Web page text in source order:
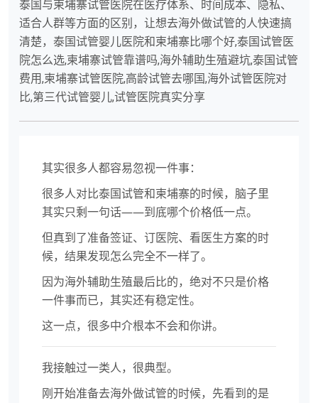
泰国与柬埔寨试管医院在医疗体系、时间成本、隐私、
适合人群等方面的区别，让想去海外做试管的人快速搞
清楚，泰国试管婴儿医院和柬埔寨比哪个好,泰国试管医
院怎么选,柬埔寨试管靠谱吗,海外辅助生殖避坑,泰国试管
费用,柬埔寨试管医院,高龄试管去哪国,海外试管医院对
比,第三代试管婴儿,试管医院真实分享
其实很多人都容易忽视一件事：
很多人对比泰国试管和柬埔寨的时候，脑子里
其实只剩一句话——到底哪个价格低一点。
但真到了准备签证、订医院、看医生方案的时
候，结果发现怎么完全不一样了。
因为海外辅助生殖最后比的，绝对不只是价格
一件事而已，其实还有稳定性。
这一点，很多中介根本不会和你讲。
我接触过一类人，很典型。
刚开始准备去海外做试管的时候，先看到的是